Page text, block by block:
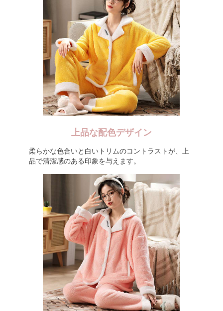
上品な配色デザイン
柔らかな色合いと白いトリムのコントラストが、上
品で清潔感のある印象を与えます。